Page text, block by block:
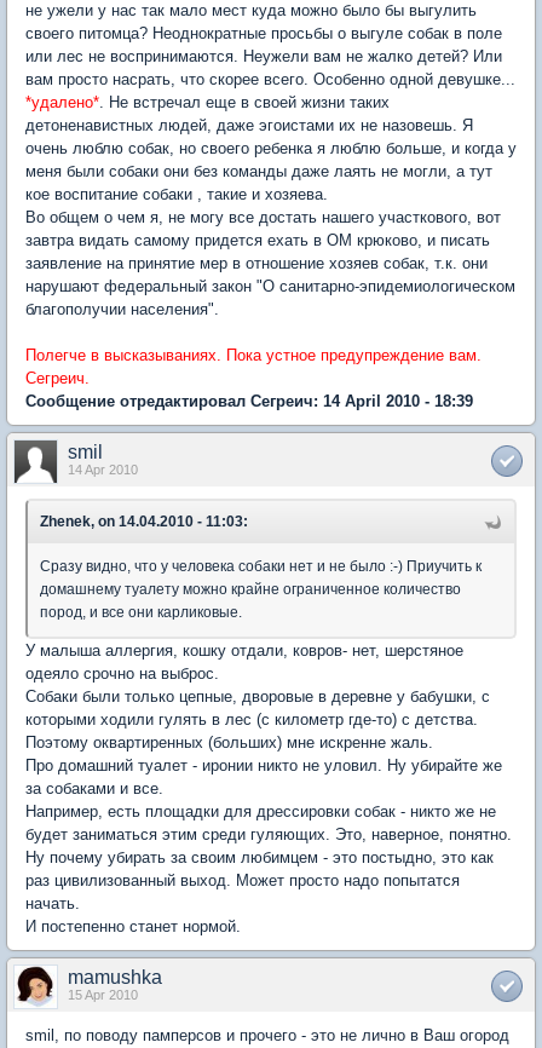
не ужели у нас так мало мест куда можно было бы выгулить
своего питомца? Неоднократные просьбы о выгуле собак в поле
или лес не воспринимаются. Неужели вам не жалко детей? Или
вам просто насрать, что скорее всего. Особенно одной девушке...
*удалено*. Не встречал еще в своей жизни таких
детоненавистных людей, даже эгоистами их не назовешь. Я
очень люблю собак, но своего ребенка я люблю больше, и когда у
меня были собаки они без команды даже лаять не могли, а тут
кое воспитание собаки , такие и хозяева.
Во общем о чем я, не могу все достать нашего участкового, вот
завтра видать самому придется ехать в ОМ крюково, и писать
заявление на принятие мер в отношение хозяев собак, т.к. они
нарушают федеральный закон "О санитарно-эпидемиологическом
благополучии населения".
Полегче в высказываниях. Пока устное предупреждение вам.
Сегреич.
Сообщение отредактировал Сегреич: 14 April 2010 - 18:39
smil
14 Apr 2010
Zhenek, on 14.04.2010 - 11:03:
Сразу видно, что у человека собаки нет и не было :-) Приучить к
домашнему туалету можно крайне ограниченное количество
пород, и все они карликовые.
У малыша аллергия, кошку отдали, ковров- нет, шерстяное
одеяло срочно на выброс.
Собаки были только цепные, дворовые в деревне у бабушки, с
которыми ходили гулять в лес (с километр где-то) с детства.
Поэтому оквартиренных (больших) мне искренне жаль.
Про домашний туалет - иронии никто не уловил. Ну убирайте же
за собаками и все.
Например, есть площадки для дрессировки собак - никто же не
будет заниматься этим среди гуляющих. Это, наверное, понятно.
Ну почему убирать за своим любимцем - это постыдно, это как
раз цивилизованный выход. Может просто надо попытатся
начать.
И постепенно станет нормой.
mamushka
15 Apr 2010
smil, по поводу памперсов и прочего - это не лично в Ваш огород